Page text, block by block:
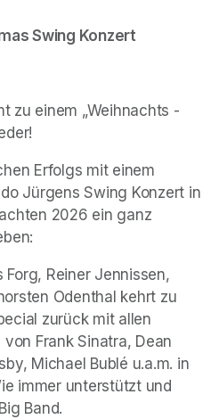
Swing Konzert
zu einem „Weihnachts -
Erfolgs mit einem
Jürgens Swing Konzert in
2026 ein ganz
Forg, Reiner Jennissen,
Odenthal kehrt zu
zurück mit allen
Frank Sinatra, Dean
Michael Bublé u.a.m. in
immer unterstützt und
Band.